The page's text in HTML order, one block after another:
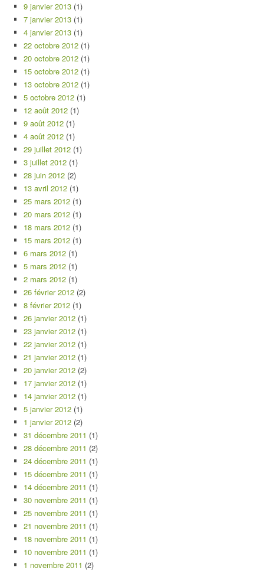
9 janvier 2013 (1)
7 janvier 2013 (1)
4 janvier 2013 (1)
22 octobre 2012 (1)
20 octobre 2012 (1)
15 octobre 2012 (1)
13 octobre 2012 (1)
5 octobre 2012 (1)
12 août 2012 (1)
9 août 2012 (1)
4 août 2012 (1)
29 juillet 2012 (1)
3 juillet 2012 (1)
28 juin 2012 (2)
13 avril 2012 (1)
25 mars 2012 (1)
20 mars 2012 (1)
18 mars 2012 (1)
15 mars 2012 (1)
6 mars 2012 (1)
5 mars 2012 (1)
2 mars 2012 (1)
26 février 2012 (2)
8 février 2012 (1)
26 janvier 2012 (1)
23 janvier 2012 (1)
22 janvier 2012 (1)
21 janvier 2012 (1)
20 janvier 2012 (2)
17 janvier 2012 (1)
14 janvier 2012 (1)
5 janvier 2012 (1)
1 janvier 2012 (2)
31 décembre 2011 (1)
28 décembre 2011 (2)
24 décembre 2011 (1)
15 décembre 2011 (1)
14 décembre 2011 (1)
30 novembre 2011 (1)
25 novembre 2011 (1)
21 novembre 2011 (1)
18 novembre 2011 (1)
10 novembre 2011 (1)
1 novembre 2011 (2)